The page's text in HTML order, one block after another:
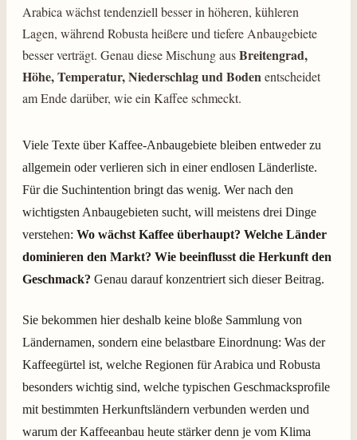
Arabica wächst tendenziell besser in höheren, kühleren
Lagen, während Robusta heißere und tiefere Anbaugebiete
besser verträgt. Genau diese Mischung ausBreitengrad,
Höhe, Temperatur, Niederschlag und Bodenentscheidet
am Ende darüber, wie ein Kaffee schmeckt.
Viele Texte über Kaffee-Anbaugebiete bleiben entweder zu
allgemein oder verlieren sich in einer endlosen Länderliste.
Für die Suchintention bringt das wenig. Wer nach den
wichtigsten Anbaugebieten sucht, will meistens drei Dinge
verstehen: Wo wächst Kaffee überhaupt? Welche Länder
dominieren den Markt? Wie beeinflusst die Herkunft den
Geschmack? Genau darauf konzentriert sich dieser Beitrag.
Sie bekommen hier deshalb keine bloße Sammlung von
Ländernamen, sondern eine belastbare Einordnung: Was der
Kaffeegürtel ist, welche Regionen für Arabica und Robusta
besonders wichtig sind, welche typischen Geschmacksprofile
mit bestimmten Herkunftsländern verbunden werden und
warum der Kaffeeanbau heute stärker denn je vom Klima